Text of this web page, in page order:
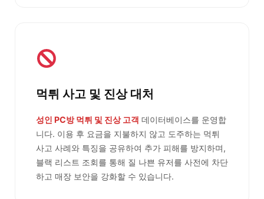
먹튀 사고 및 진상 대처
성인 PC방 먹튀 및 진상 고객 데이터베이스를 운영합
니다. 이용 후 요금을 지불하지 않고 도주하는 먹튀
사고 사례와 특징을 공유하여 추가 피해를 방지하며,
블랙 리스트 조회를 통해 질 나쁜 유저를 사전에 차단
하고 매장 보안을 강화할 수 있습니다.